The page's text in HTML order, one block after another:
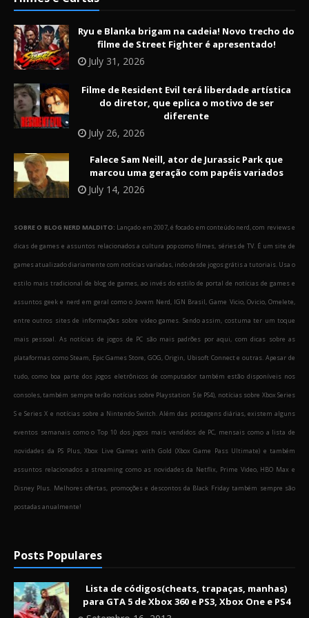
Ryu e Blanka brigam na cadeia! Novo trecho do
filme de Street Fighter é apresentado!
July 31, 2026
Filme de Resident Evil terá liberdade artística
do diretor, que eplica o motivo de ser
diferente
July 26, 2026
Falece Sam Neill, ator de Jurassic Park que
marcou uma geração com papéis variados
July 14, 2026
SOBRE O BLOG NERD MALDITO: Lançado em 2007, é focado em conteúdo nerd, com reviews e
dicas de games e assuntos relacionados a cultura pop como filmes, séries de TV. É um site de
games atualizado diariamente com notícias variadas, indo desde jogos grátis a tutoriais. Usa o
estilo mais tradicional de blog de games, ao invés do estilo de portal de notícias de games e
assuntos geek e nerd em geral como o Jovem Nerd, IGN Brasil, Game Vicio, Ovicio, Omelete,
entre outros sites de informações sobre video games. Sendo assim, costuma ter um toque
mais pessoal. As notícias de jogos de PC são mais padrões por aqui, com dicas sobre as
plataformas como Steam, Epic Games Store, GOG, Origin, Ubisoft Connect e outras. Apesar de
tudo, como boa parte dos jogos eletrônicos de computador também estão disponíveis nos
consoles, também sempre terão notícias sobre Playstation 5 (e PS4), notícias sobre Xbox Series
S e Series X e notícias sobre a Nintendo Switch. Além das postagens diárias, existem alguns
eventos semanais como o Top 10 dos jogos mais vendidos de PC, mensais como a lista de
novidades da PS Plus, Xbox Live Games with Gold (Xbox Game Pass Ultimate) e também
assuntos relacionados a streaming como as novidades da Netflix, Prime Video, HBO Max e
Disney Plus. Melhores ofertas, promoções e descontos da Black Friday também sempre são
postadas anualmente!
Posts Populares
Lista de códigos(cheats, trapaças, manhas)
para GTA 5 de Xbox 360 e PS3, Xbox One e PS4